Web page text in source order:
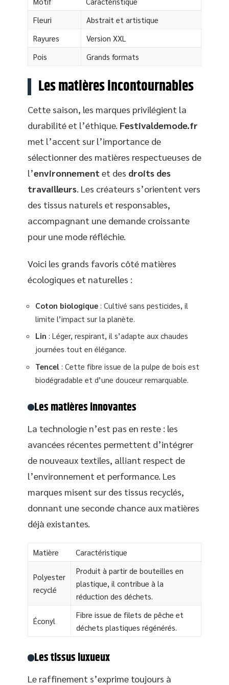
Fleuri
Abstrait et artistique
Rayures
Version XXL
Pois
Grands formats
Les matières incontournables
Cette saison, les marques privilégient la
durabilité et l’éthique. Festivaldemode.fr
met l’accent sur l’importance de
sélectionner des matières respectueuses de
l’environnement et des droits des
travailleurs . Les créateurs s’orientent vers
des tissus naturels et responsables,
accompagnant une demande croissante
pour une mode réfléchie.
Voici les grands favoris côté matières
écologiques et naturelles :
Coton biologique : Cultivé sans pesticides, il
limite l’impact sur la planète.
Lin : Léger, respirant, il s’adapte aux chaudes
journées tout en élégance.
Tencel : Cette fibre issue de la pulpe de bois est
biodégradable et d’une douceur remarquable.
Les matières innovantes
La technologie n’est pas en reste : les
avancées récentes permettent d’intégrer
de nouveaux textiles, alliant respect de
l’environnement et performance. Les
marques misent sur des tissus recyclés,
donnant une seconde chance aux matières
déjà existantes.
Matière Caractéristique
Polyester
recyclé
Produit à partir de bouteilles en
plastique, il contribue à la
réduction des déchets.
Éconyl
Fibre issue de filets de pêche et
déchets plastiques régénérés.
Les tissus luxueux
Le raffinement s’exprime toujours à